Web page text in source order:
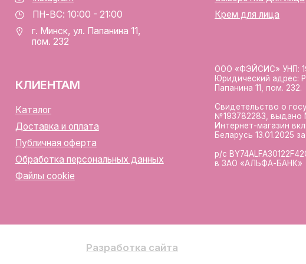
в ЗАО «АЛЬФА-БАНК»
cookie
Разработка сайта